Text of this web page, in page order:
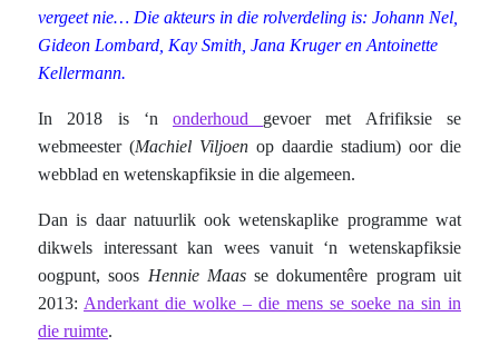
vergeet nie… Die akteurs in die rolverdeling is: Johann Nel,
Gideon Lombard, Kay Smith, Jana Kruger en Antoinette
Kellermann.
In 2018 is ‘n onderhoud gevoer met Afrifiksie se
webmeester (Machiel Viljoen op daardie stadium) oor die
webblad en wetenskapfiksie in die algemeen.
Dan is daar natuurlik ook wetenskaplike programme wat
dikwels interessant kan wees vanuit ‘n wetenskapfiksie
oogpunt, soos Hennie Maasse dokumentêre program uit
2013: Anderkant die wolke – die mens se soeke na sin in
die ruimte.